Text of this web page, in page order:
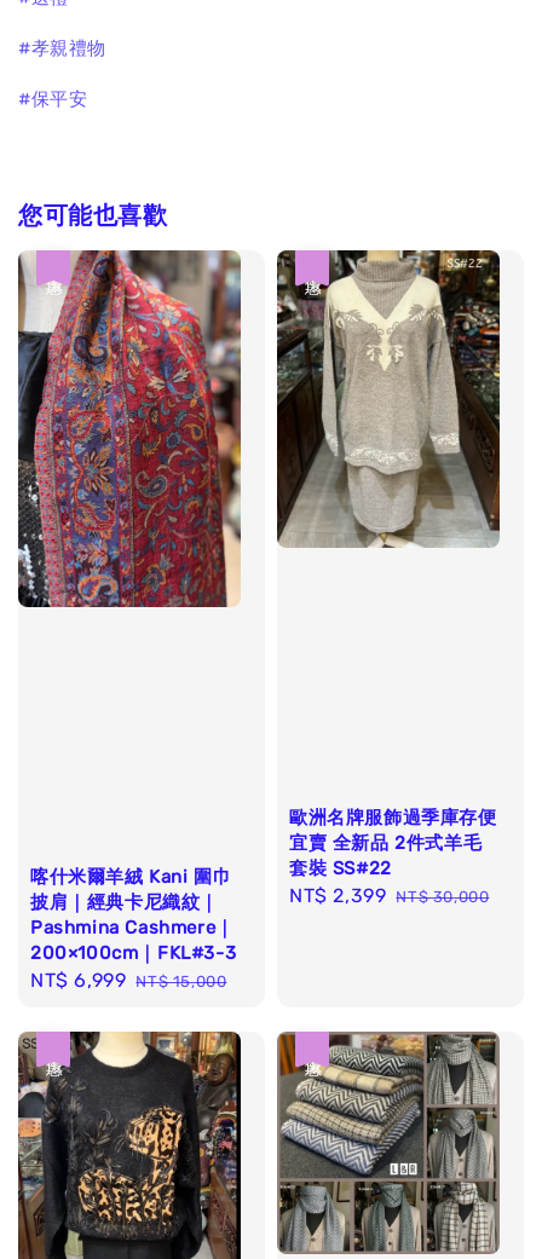
#孝親禮物
#保平安
您可能也喜歡
喀什米爾羊絨 Kani 圍巾
披肩｜經典卡尼織紋｜
Pashmina Cashmere｜
200×100cm｜FKL#3-3
Sale
NT$ 6,999 Regular
NT$ 15,000
歐洲名牌服飾過季庫存便
宜賣 全新品 2件式羊毛
套裝 SS#22
Sale
NT$ 2,399 Regular
NT$ 30,000